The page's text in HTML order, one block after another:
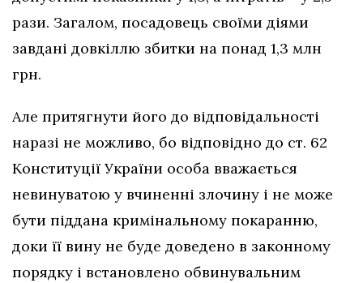
рази. Загалом, посадовець своїми діями
завдані довкіллю збитки на понад 1,3 млн
грн.
Але притягнути його до відповідальності
наразі не можливо, бо відповідно до ст. 62
Конституції України особа вважається
невинуватою у вчиненні злочину і не може
бути піддана кримінальному покаранню,
доки її вину не буде доведено в законному
порядку і встановлено обвинувальним